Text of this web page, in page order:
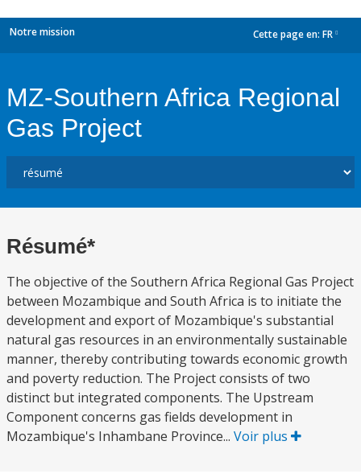
Notre mission Cette page en: FR
MZ-Southern Africa Regional
Gas Project
Résumé*
The objective of the Southern Africa Regional Gas Project
between Mozambique and South Africa is to initiate the
development and export of Mozambique's substantial
natural gas resources in an environmentally sustainable
manner, thereby contributing towards economic growth
and poverty reduction. The Project consists of two
distinct but integrated components. The Upstream
Component concerns gas fields development in
Mozambique's Inhambane Province... Voir plus